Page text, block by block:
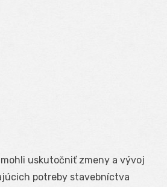
uskutočniť zmeny a vývoj
potreby stavebníctva